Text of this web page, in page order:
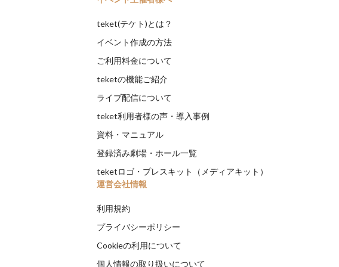
teket(テケト)とは？
イベント作成の方法
ご利用料金について
teketの機能ご紹介
ライブ配信について
teket利用者様の声・導入事例
資料・マニュアル
登録済み劇場・ホール一覧
teketロゴ・プレスキット（メディアキット）
運営会社情報
利用規約
プライバシーポリシー
Cookieの利用について
個人情報の取り扱いについて